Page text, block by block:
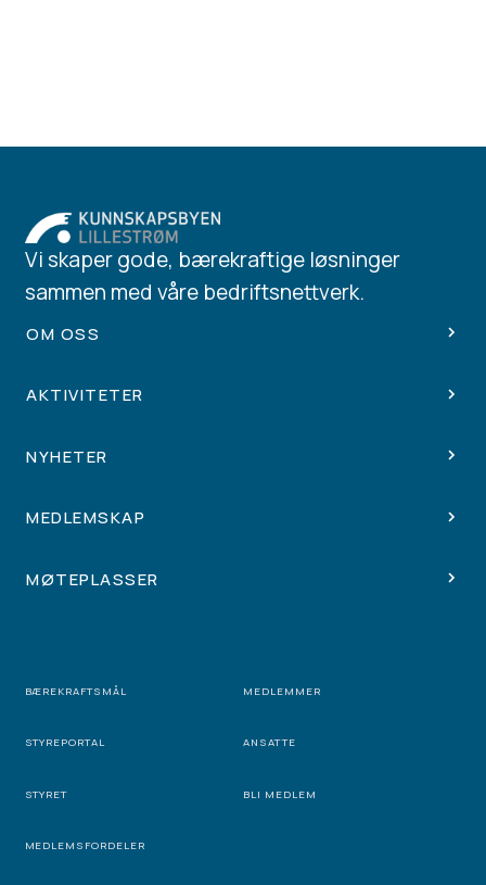
Vi skaper gode, bærekraftige løsninger
sammen med våre bedriftsnettverk.
OM OSS
AKTIVITETER
NYHETER
MEDLEMSKAP
MØTEPLASSER
BÆREKRAFTSMÅL MEDLEMMER
STYREPORTAL ANSATTE
STYRET BLI MEDLEM
MEDLEMSFORDELER